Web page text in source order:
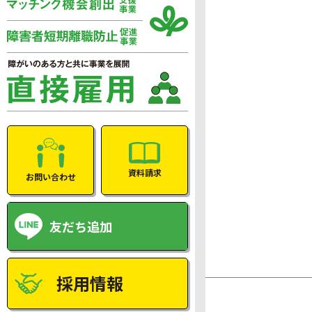
お問い合わせ 資料請求
友だち追加
採用情報